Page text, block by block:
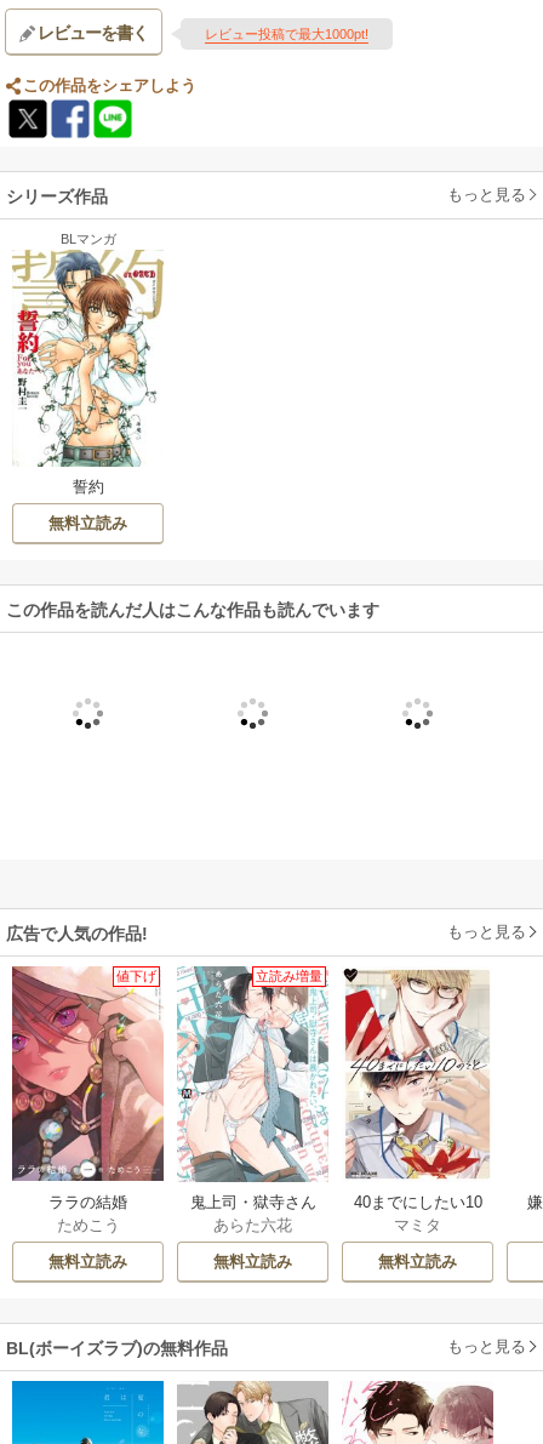
レビューを書く レビュー投稿で最大1000pt!
この作品をシェアしよう
シリーズ作品 もっと見る
BLマンガ
誓約
無料立読み
この作品を読んだ人はこんな作品も読んでいます
広告で人気の作品! もっと見る
値下げ
ララの結婚
ためこう
無料立読み
立読み増量
鬼上司・獄寺さん
は暴かれたい。
【コミックス版】
あらた六花
無料立読み
40までにしたい10
のこと
マミタ
無料立読み
BL(ボーイズラブ)の無料作品 もっと見る